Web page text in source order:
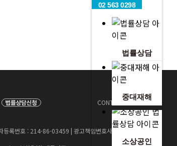
02 563 0298
법률상담
중대재해
소상공인
CONTACT US
등록번호 : 214-86-03459 | 광고책임변호사 : 남동환